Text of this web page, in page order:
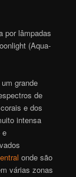
por lâmpadas
(Aqua-
grande
de
e dos
intensa
e
onde são
várias zonas